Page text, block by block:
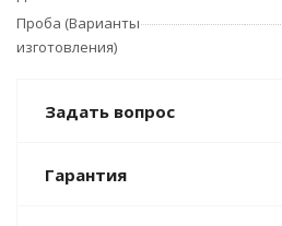
Проба (Варианты
изготовления)
Задать вопрос
Гарантия